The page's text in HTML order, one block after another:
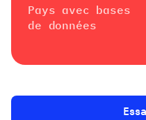
Pays avec bases
de données